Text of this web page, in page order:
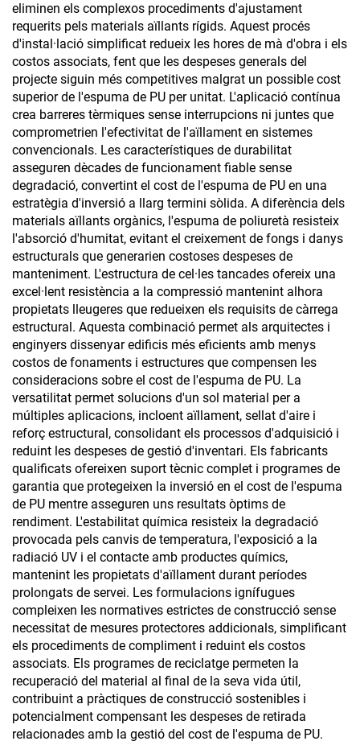
eliminen els complexos procediments d'ajustament
requerits pels materials aïllants rígids. Aquest procés
d'instal·lació simplificat redueix les hores de mà d'obra i els
costos associats, fent que les despeses generals del
projecte siguin més competitives malgrat un possible cost
superior de l'espuma de PU per unitat. L'aplicació contínua
crea barreres tèrmiques sense interrupcions ni juntes que
comprometrien l'efectivitat de l'aïllament en sistemes
convencionals. Les característiques de durabilitat
asseguren dècades de funcionament fiable sense
degradació, convertint el cost de l'espuma de PU en una
estratègia d'inversió a llarg termini sòlida. A diferència dels
materials aïllants orgànics, l'espuma de poliuretà resisteix
l'absorció d'humitat, evitant el creixement de fongs i danys
estructurals que generarien costoses despeses de
manteniment. L'estructura de cel·les tancades ofereix una
excel·lent resistència a la compressió mantenint alhora
propietats lleugeres que redueixen els requisits de càrrega
estructural. Aquesta combinació permet als arquitectes i
enginyers dissenyar edificis més eficients amb menys
costos de fonaments i estructures que compensen les
consideracions sobre el cost de l'espuma de PU. La
versatilitat permet solucions d'un sol material per a
múltiples aplicacions, incloent aïllament, sellat d'aire i
reforç estructural, consolidant els processos d'adquisició i
reduint les despeses de gestió d'inventari. Els fabricants
qualificats ofereixen suport tècnic complet i programes de
garantia que protegeixen la inversió en el cost de l'espuma
de PU mentre asseguren uns resultats òptims de
rendiment. L'estabilitat química resisteix la degradació
provocada pels canvis de temperatura, l'exposició a la
radiació UV i el contacte amb productes químics,
mantenint les propietats d'aïllament durant períodes
prolongats de servei. Les formulacions ignífugues
compleixen les normatives estrictes de construcció sense
necessitat de mesures protectores addicionals, simplificant
els procediments de compliment i reduint els costos
associats. Els programes de reciclatge permeten la
recuperació del material al final de la seva vida útil,
contribuint a pràctiques de construcció sostenibles i
potencialment compensant les despeses de retirada
relacionades amb la gestió del cost de l'espuma de PU.